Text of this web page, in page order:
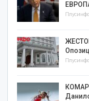
Плусинфо
Плусинфо